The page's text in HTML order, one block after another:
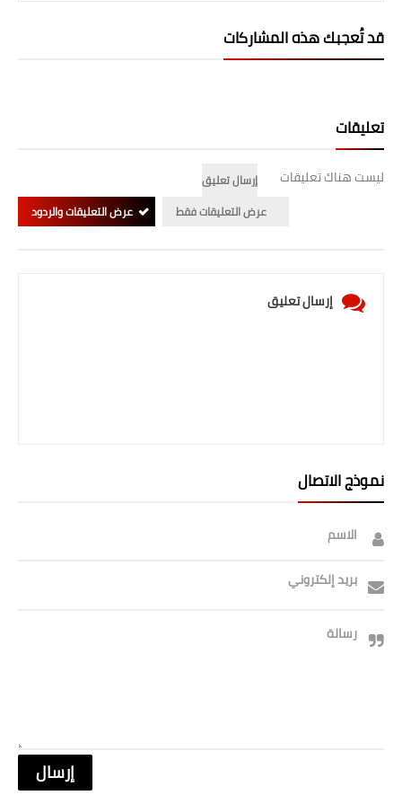
قد تُعجبك هذه المشاركات
تعليقات
ليست هناك تعليقات
إرسال تعليق
عرض التعليقات فقط
عرض التعليقات والردود
إرسال تعليق
نموذج الاتصال
الاسم
بريد إلكتروني
رسالة